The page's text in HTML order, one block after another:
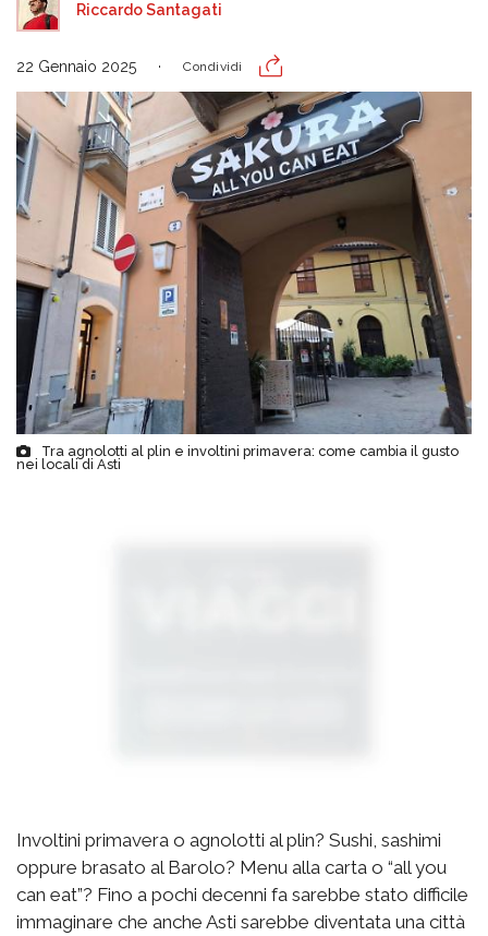
Riccardo Santagati
22 Gennaio 2025 Condividi
Tra agnolotti al plin e involtini primavera: come cambia il gusto
nei locali di Asti
Involtini primavera o agnolotti al plin? Sushi, sashimi
oppure brasato al Barolo? Menu alla carta o “all you
can eat”? Fino a pochi decenni fa sarebbe stato difficile
immaginare che anche Asti sarebbe diventata una città